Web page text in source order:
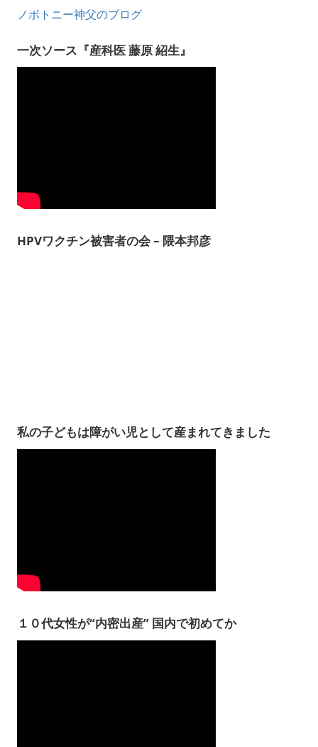
ノボトニー神父のブログ
一次ソース『産科医 藤原 紹生』
HPVワクチン被害者の会 – 隈本邦彦
私の子どもは障がい児として産まれてきました
１０代女性が“内密出産” 国内で初めてか